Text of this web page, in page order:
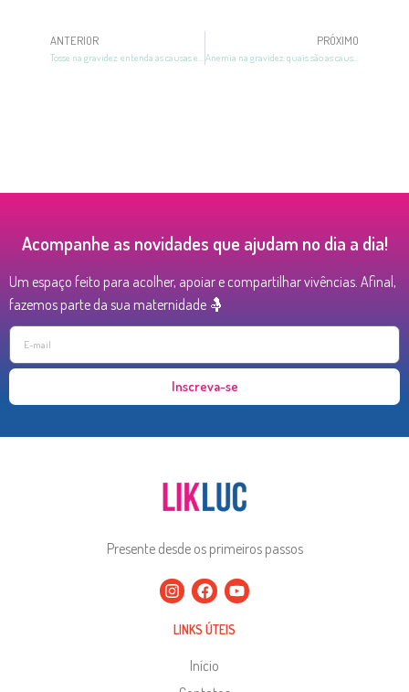
ANTERIOR PRÓXIMO
Anemia na gravidez: quais são as causas e os tratamentos
Acompanhe as novidades que ajudam no dia a dia!
Um espaço feito para acolher, apoiar e compartilhar vivências. Afinal,
fazemos parte da sua maternidade 🤱
Inscreva-se
Presente desde os primeiros passos
LINKS ÚTEIS
Início